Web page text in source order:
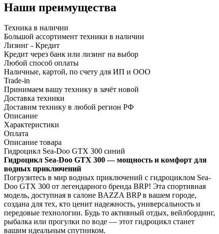
Наши преимущества
Техника в наличии
Большой ассортимент техники в наличии
Лизинг - Кредит
Кредит через банк или лизинг на выбор
Любой способ оплаты
Наличные, картой, по счету для ИП и ООО
Trade-in
Принимаем вашу технику в зачёт новой
Доставка техники
Доставим технику в любой регион РФ
Описание
Характеристики
Оплата
Описание товара
Гидроцикл Sea-Doo GTX 300 синий
Гидроцикл Sea-Doo GTX 300 — мощность и комфорт для
водных приключений
Погрузитесь в мир водных приключений с гидроциклом Sea-
Doo GTX 300 от легендарного бренда BRP! Эта спортивная
модель, доступная в салоне BAZZA BRP в вашем городе,
создана для тех, кто ценит надежность, универсальность и
передовые технологии. Будь то активный отдых, вейлбординг,
рыбалка или прогулки по воде — этот гидроцикл станет
вашим идеальным спутником.